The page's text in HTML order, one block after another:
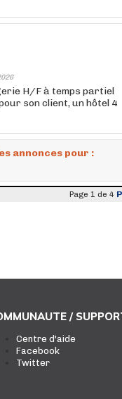
H/F à temps partiel
son client, un hôtel 4
annonces pour :
Page 1 de 4
/
Centre d'aide
Facebook
Twitter